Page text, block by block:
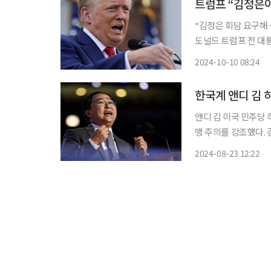
트럼프 “김정은
“김정은 회담 요구해 싱가포
도널드 트럼프 전 대
2024-10-10 08:24
앤디 김 미국 민주당
맹 주의를 강조했다. 김 의원은 해리스 부통령이 대통령에 당선되면 도널드 트럼프 전 대통령
2024-08-23 12:22